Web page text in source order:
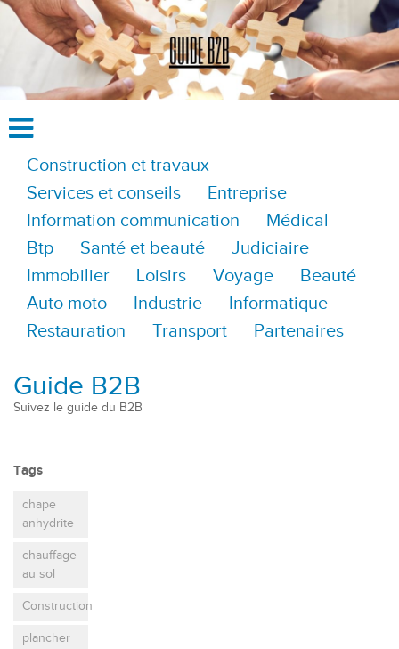
Construction et travaux
Services et conseils
Entreprise
Information communication
Médical
Btp
Santé et beauté
Judiciaire
Immobilier
Loisirs Voyage
Beauté
Auto moto
Industrie
Informatique
Restauration
Transport Partenaires
Guide B2B
Suivez le guide du B2B
Tags
chape
anhydrite
chauffage
au sol
Construction
plancher